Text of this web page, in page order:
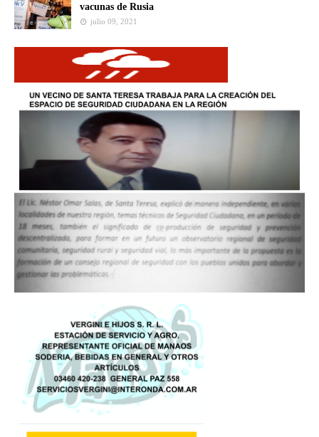
vacunas de Rusia
julio 09, 2021